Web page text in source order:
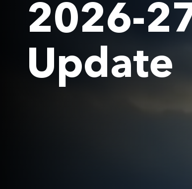
2026-
Update